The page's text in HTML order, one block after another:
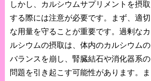
しかし、カルシウムサプリメントを摂取
する際には注意が必要です。まず、適切
な用量を守ることが重要です。過剰なカ
ルシウムの摂取は、体内のカルシウムの
バランスを崩し、腎臓結石や消化器系の
問題を引き起こす可能性があります。ま